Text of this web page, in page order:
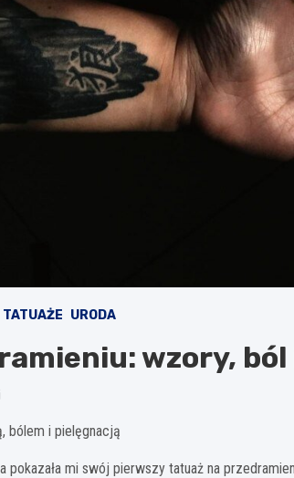
TATUAŻE URODA
wzory,
bólem i pielęgnacją
mi swój pierwszy tatuaż na